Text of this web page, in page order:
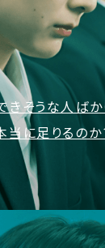
きそうな人ば
当に足りるのか